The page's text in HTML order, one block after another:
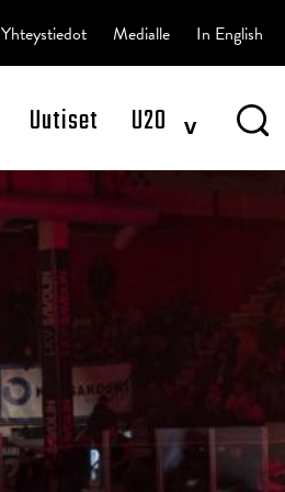
Uutiset U20 ^
Yhteystiedot Medialle In English